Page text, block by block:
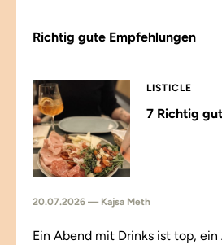
Richtig gute Empfehlungen
LISTICLE
7 Richtig
20.07.2026 — Kajsa Meth
Ein Abend mit Drinks ist top,